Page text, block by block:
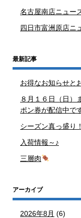
名古屋南店ニュー
四日市富洲原店ニ
最新記事
お得なお知らせと
８月１６日（日）
ポン券が配信中で
シーズン真っ盛り
入荷情報～♪
三層肉
アーカイブ
2026年8月 (6)